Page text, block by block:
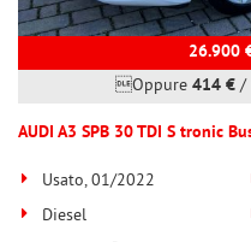
26.900
Oppure 414 € /
AUDI A3 SPB 30 TDI S tronic
Usato, 01/2022
Diesel
Cookie di marketing
Leggi
cookie